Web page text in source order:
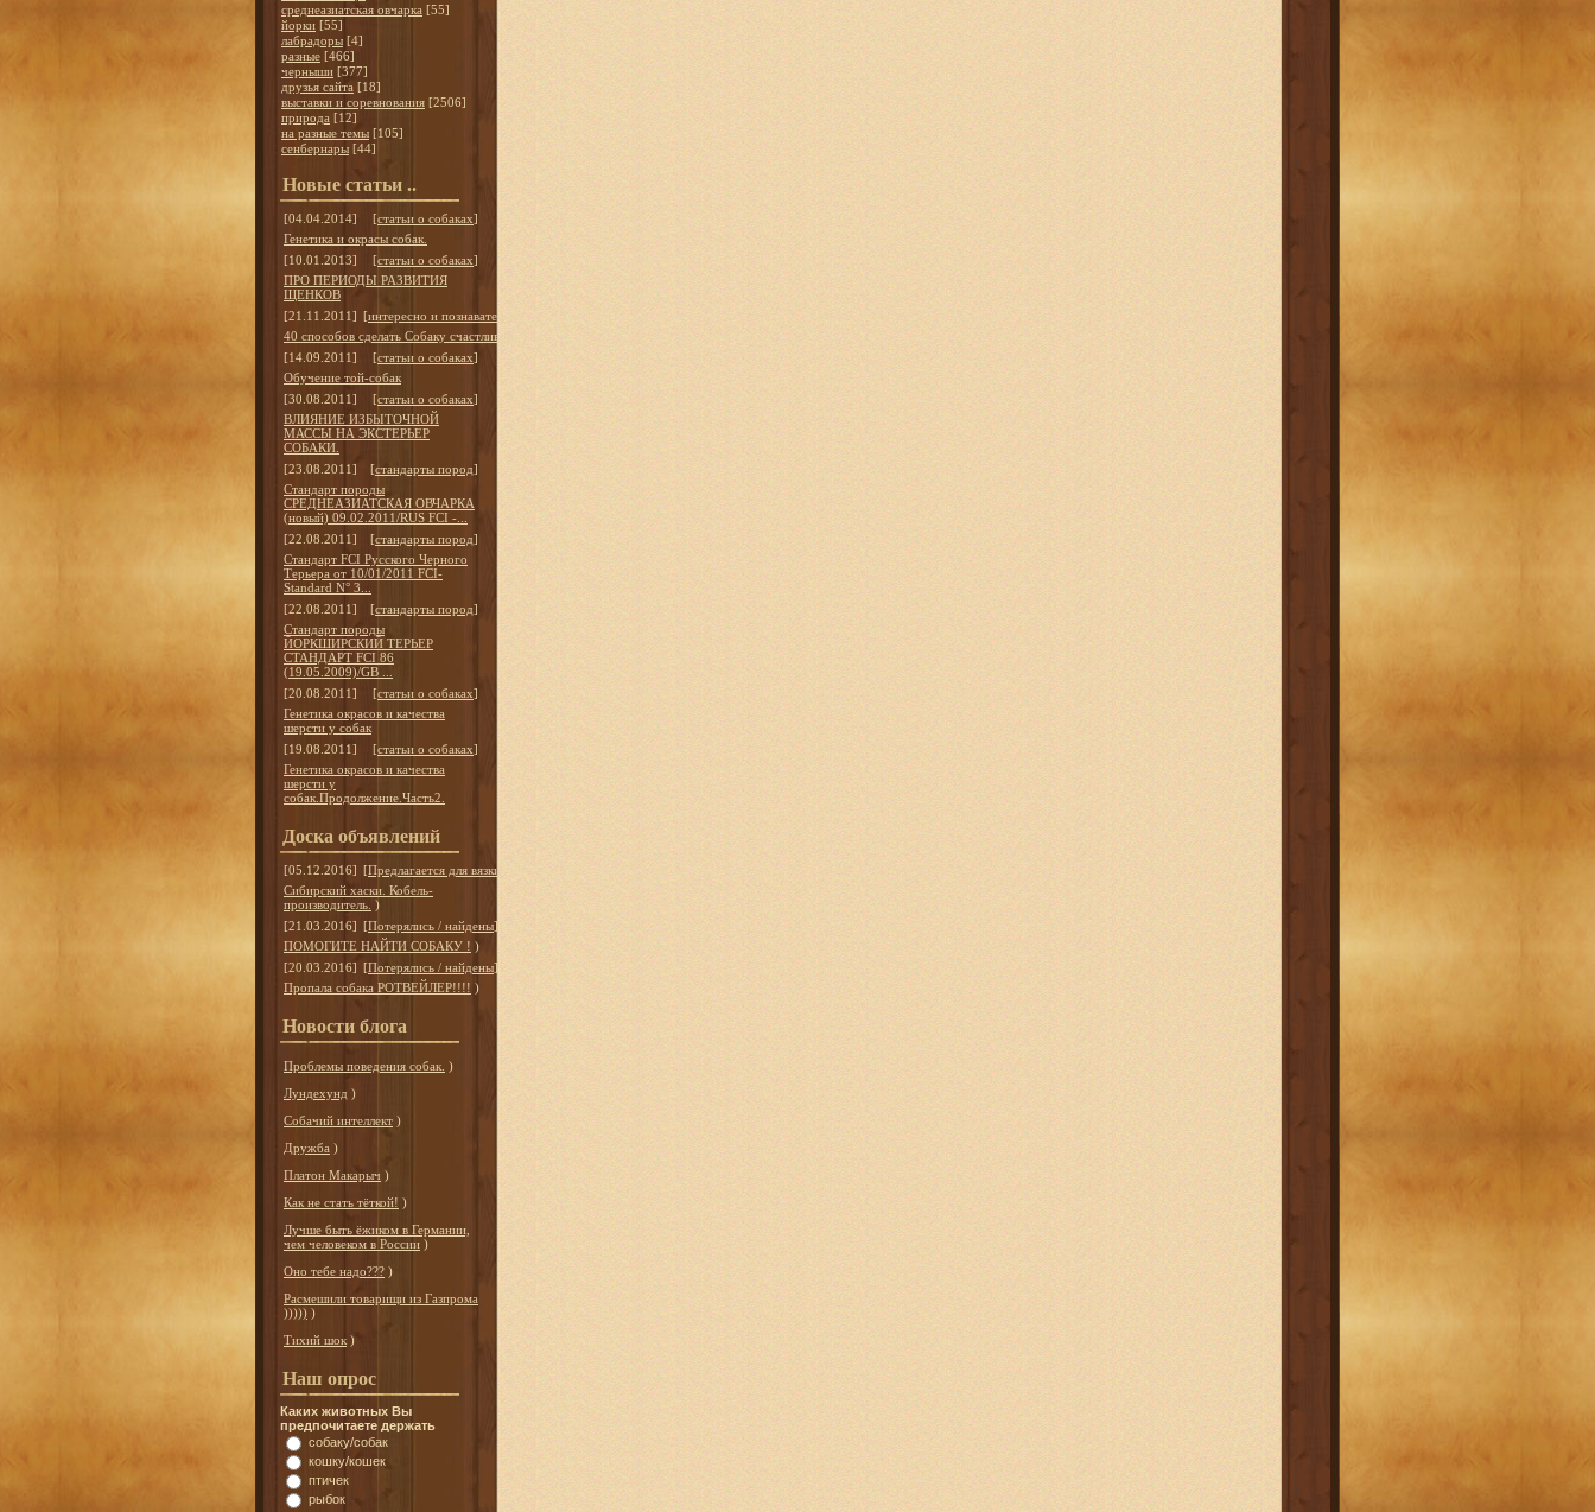
среднеазиатская овчарка [55]
йорки [55]
лабрадоры [4]
разные [466]
черныши [377]
друзья сайта [18]
выставки и соревнования [2506]
природа [12]
на разные темы [105]
сенбернары [44]
Новые статьи ..
[04.04.2014] [статьи о собаках]
Генетика и окрасы собак.
[10.01.2013]
[статьи о собаках]
ПРО ПЕРИОДЫ РАЗВИТИЯ
ЩЕНКОВ
[21.11.2011] [интересно и познавательно
40 способов сделать Собаку счастливой
[14.09.2011]
[статьи о собаках]
Обучение той-собак
[30.08.2011]
[статьи о собаках]
ВЛИЯНИЕ ИЗБЫТОЧНОЙ
МАССЫ НА ЭКСТЕРЬЕР
СОБАКИ.
[23.08.2011]
[стандарты пород]
Стандарт породы
СРЕДНЕАЗИАТСКАЯ ОВЧАРКА
(новый) 09.02.2011/RUS FCI -...
[22.08.2011]
[стандарты пород]
Стандарт FCI Русского Черного
Терьера от 10/01/2011 FCI-
Standard N° 3...
[22.08.2011]
[стандарты пород]
Стандарт породы
ЙОРКШИРСКИЙ ТЕРЬЕР
СТАНДАРТ FCI 86
(19.05.2009)/GB ...
[20.08.2011]
[статьи о собаках]
Генетика окрасов и качества
шерсти у собак
[19.08.2011]
[статьи о собаках]
Генетика окрасов и качества
шерсти у
собак.Продолжение.Часть2.
Доска объявлений
[05.12.2016] [Предлагается для вязки
Сибирский хаски. Кобель-
производитель. )
[21.03.2016] [Потерялись / найдены]
ПОМОГИТЕ НАЙТИ СОБАКУ ! )
[20.03.2016] [Потерялись / найдены]
Пропала собака РОТВЕЙЛЕР!!!! )
Новости блога
Проблемы поведения собак. )
Лундехунд )
Собачий интеллект )
Дружба )
Платон Макарыч )
Как не стать тёткой! )
Лучше быть ёжиком в Германии,
чем человеком в России )
Оно тебе надо??? )
Расмешили товарищи из Газпрома
))))) )
Тихий шок )
Наш опрос
Каких животных Вы
предпочитаете держать
собаку/собак
кошку/кошек
птичек
рыбок